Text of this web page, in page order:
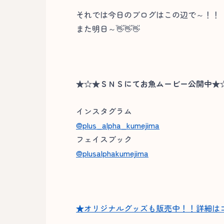
それでは今日のブログはこの辺で～！！
また明日～👋👋👋
★☆★ＳＮＳにてお魚ムービー公開中
インスタグラム
@plus_alpha_kumejima
フェイスブック
@plusalphakumejima
★オリジナルグッズも販売中！！詳細